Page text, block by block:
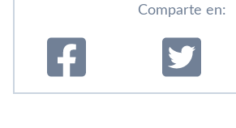
Comparte en: